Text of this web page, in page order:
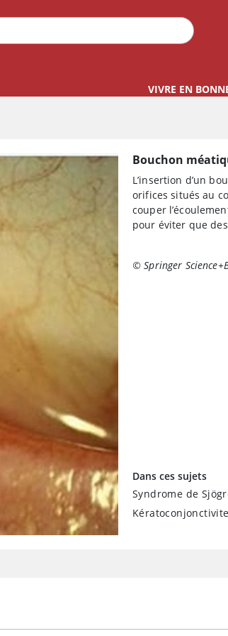
VIVRE EN
Bouchon
L’insertion d’un
orifices situés au
couper
pour éviter que
© Springer
Dans ces sujets
Syndrome de